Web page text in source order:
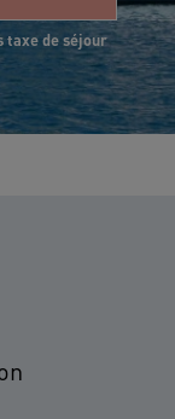
taxe de séjour